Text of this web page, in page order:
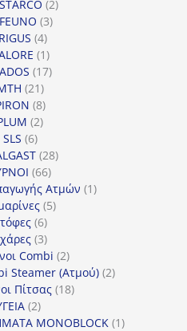
22
33
44
προϊόντα
11
προϊόν
1717
2121
προϊόντα
88
προϊόντα
22
SLS 66
προϊόντα
2828
6666
προϊόντα
Ατμών 11
55
66
προϊόντα
33
προϊόντα
Combi 22
προϊόντα
Steamer (Ατμού) 22
Πίτσας 1818
22
προϊόντα
MONOBLOCK 11